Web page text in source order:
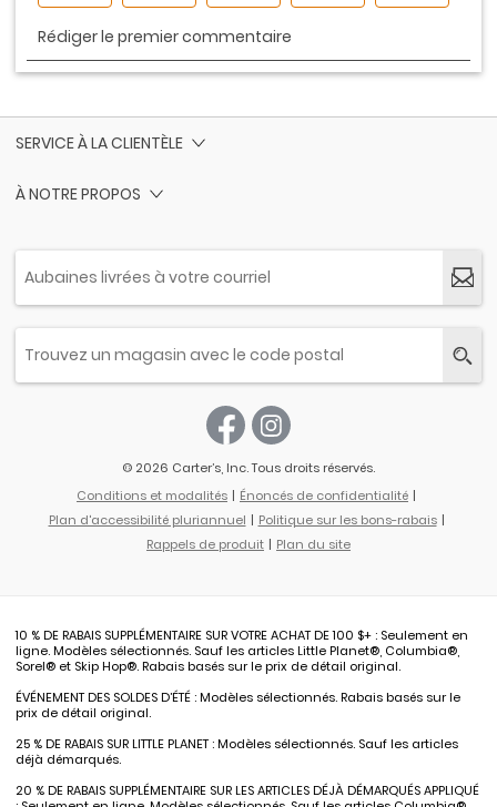
SERVICE À LA CLIENTÈLE
À NOTRE PROPOS
© 2026 Carter’s, Inc. Tous droits réservés.
Conditions et modalités
Énoncés de confidentialité
Plan d'accessibilité pluriannuel
Politique sur les bons-rabais
Rappels de produit
Plan du site
10 % DE RABAIS SUPPLÉMENTAIRE SUR VOTRE ACHAT DE 100 $+ : Seulement en
ligne. Modèles sélectionnés. Sauf les articles Little Planet®, Columbia®,
Sorel® et Skip Hop®. Rabais basés sur le prix de détail original.
ÉVÉNEMENT DES SOLDES D’ÉTÉ : Modèles sélectionnés. Rabais basés sur le
prix de détail original.
25 % DE RABAIS SUR LITTLE PLANET : Modèles sélectionnés. Sauf les articles
déjà démarqués.
20 % DE RABAIS SUPPLÉMENTAIRE SUR LES ARTICLES DÉJÀ DÉMARQUÉS APPLIQUÉ